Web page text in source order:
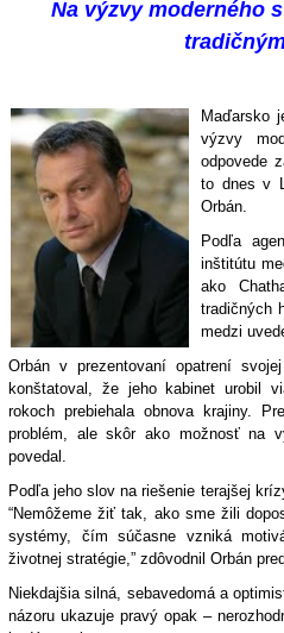
Na výzvy moderného
Maďarsko
výzvy
odpovede
to dnes v
Orbán.
Podľa
inštitútu
ako
tradičných
medzi
Orbán v prezentovaní opatrení
konštatoval, že jeho kabinet urobil
rokoch prebiehala obnova krajiny.
problém, ale skôr ako možnosť na
povedal.
Podľa jeho slov na riešenie terajšej
“Nemôžeme žiť tak, ako sme žili
systémy, čím súčasne vzniká
životnej stratégie,” zdôvodnil Orbán
Niekdajšia silná, sebavedomá a
názoru ukazuje pravý opak –